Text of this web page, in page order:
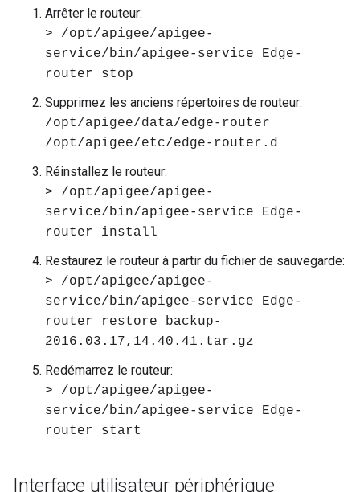
Arrêter le routeur:
> /opt/apigee/apigee-
service/bin/apigee-service Edge-
router stop
Supprimez les anciens répertoires de routeur:
/opt/apigee/data/edge-router
/opt/apigee/etc/edge-router.d
Réinstallez le routeur:
> /opt/apigee/apigee-
service/bin/apigee-service Edge-
router install
Restaurez le routeur à partir du fichier de sauvegarde:
> /opt/apigee/apigee-
service/bin/apigee-service Edge-
router restore backup-
2016.03.17,14.40.41.tar.gz
Redémarrez le routeur:
> /opt/apigee/apigee-
service/bin/apigee-service Edge-
router start
Interface utilisateur périphérique